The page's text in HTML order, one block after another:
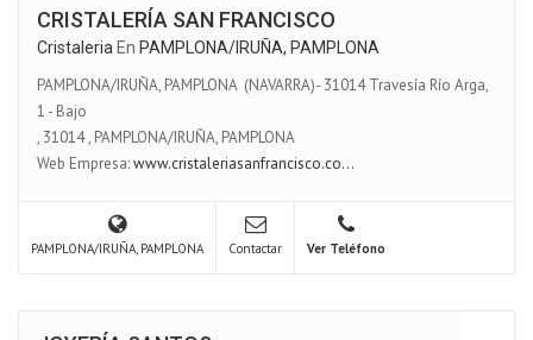
CRISTALERÍA SAN FRANCISCO
Cristaleria En PAMPLONA/IRUÑA, PAMPLONA
PAMPLONA/IRUÑA, PAMPLONA (NAVARRA)- 31014 Travesía Río Arga,
1 - Bajo
, 31014, PAMPLONA/IRUÑA, PAMPLONA
Web Empresa:www.cristaleriasanfrancisco.co...
PAMPLONA/IRUÑA, PAMPLONA Contactar Ver Teléfono